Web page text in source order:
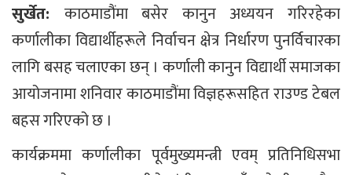
सुर्खेत: काठमाडौंमा बसेर कानुन अध्ययन गरिरहेका
कर्णालीका विद्यार्थीहरूले निर्वाचन क्षेत्र निर्धारण पुनर्विचारका
लागि बसह चलाएका छन् । कर्णाली कानुन विद्यार्थी समाजका
आयोजनामा शनिवार काठमाडौंमा विज्ञहरूसहित राउण्ड टेबल
बहस गरिएको छ ।
कार्यक्रममा कर्णालीका पूर्वमुख्यमन्त्री एवम् प्रतिनिधिसभा